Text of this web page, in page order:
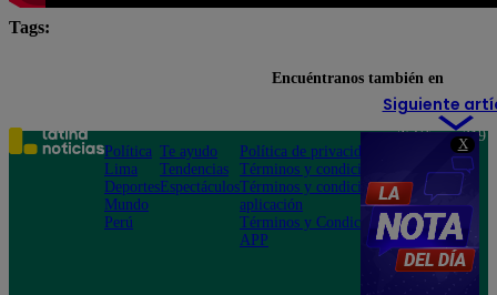
X
Tags:
Siguiente
Encuéntranos también en
Política
Lima
Deportes
Mundo
Perú
Te ayudo
Tendencias
Espectáculos
Política de privacidad
Términos y condiciones
Términos y condiciones
aplicación
Términos y Condiciones
APP
Teléfono: 219
Av. San
Felipe 968
Jesús María